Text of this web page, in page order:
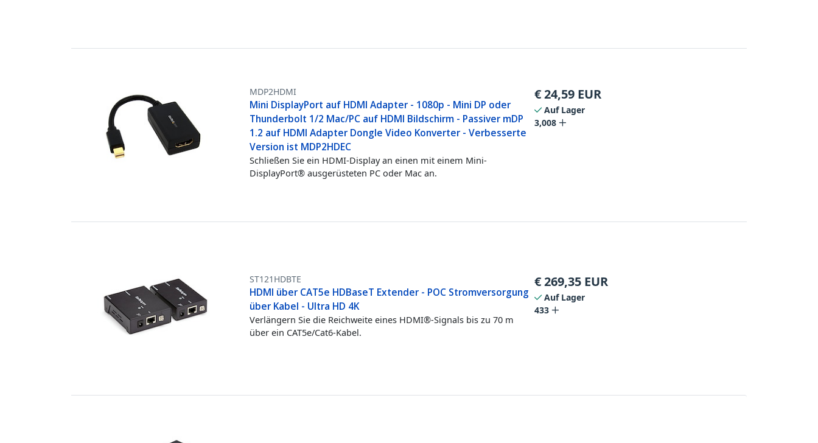
MDP2HDMI
Mini DisplayPort auf HDMI Adapter - 1080p - Mini DP oder
Thunderbolt 1/2 Mac/PC auf HDMI Bildschirm - Passiver mDP
1.2 auf HDMI Adapter Dongle Video Konverter - Verbesserte
Version ist MDP2HDEC
Schließen Sie ein HDMI-Display an einen mit einem Mini-
DisplayPort® ausgerüsteten PC oder Mac an.
€24,59 EUR
Auf Lager
3,008
ST121HDBTE
HDMI über CAT5e HDBaseT Extender - POC Stromversorgung
über Kabel - Ultra HD 4K
Verlängern Sie die Reichweite eines HDMI®-Signals bis zu 70 m
über ein CAT5e/Cat6-Kabel.
€269,35 EUR
Auf Lager
433